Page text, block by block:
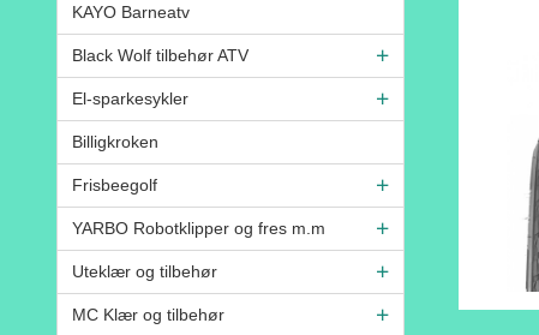
KAYO Barneatv
Black Wolf tilbehør ATV
El-sparkesykler
Billigkroken
Frisbeegolf
YARBO Robotklipper og fres m.m
Uteklær og tilbehør
MC Klær og tilbehør